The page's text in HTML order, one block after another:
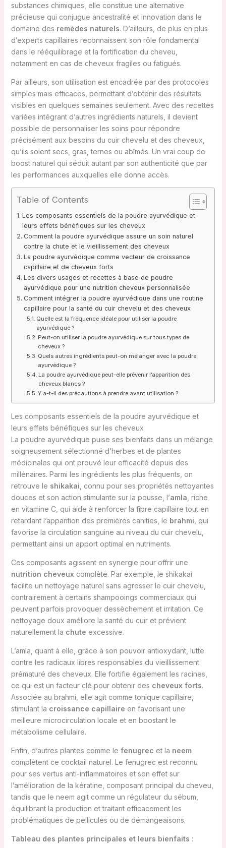
substances chimiques, elle constitue une alternative
précieuse qui conjugue ancestralité et innovation dans le
domaine des remèdes naturels. D’ailleurs, de plus en plus
d’experts capillaires reconnaissent son rôle fondamental
dans le rééquilibrage et la fortification du cheveu,
notamment en cas de cheveux fragiles ou fatigués.
Par ailleurs, son utilisation est encadrée par des protocoles
simples mais efficaces, permettant d’obtenir des résultats
visibles en quelques semaines seulement. Avec des recettes
variées intégrant d’autres ingrédients naturels, il devient
possible de personnaliser les soins pour répondre
précisément aux besoins du cuir chevelu et des cheveux,
qu’ils soient secs, gras, ternes ou abîmés. Un vrai coup de
boost naturel qui séduit autant par son authenticité que par
les performances auxquelles elle donne accès.
Table of Contents
Les composants essentiels de la poudre ayurvédique et
leurs effets bénéfiques sur les cheveux
Comment la poudre ayurvédique assure un soin naturel
contre la chute et le vieillissement des cheveux
La poudre ayurvédique comme vecteur de croissance
capillaire et de cheveux forts
Les divers usages et recettes à base de poudre
ayurvédique pour une nutrition cheveux personnalisée
Comment intégrer la poudre ayurvédique dans une routine
capillaire pour la santé du cuir chevelu et des cheveux
Quelle est la fréquence idéale pour utiliser la poudre
ayurvédique ?
Peut-on utiliser la poudre ayurvédique sur tous types de
cheveux ?
Quels autres ingrédients peut-on mélanger avec la poudre
ayurvédique ?
La poudre ayurvédique peut-elle prévenir l’apparition des
cheveux blancs ?
Y a-t-il des précautions à prendre avant utilisation ?
Les composants essentiels de la poudre ayurvédique et
leurs effets bénéfiques sur les cheveux
La poudre ayurvédique puise ses bienfaits dans un mélange
soigneusement sélectionné d’herbes et de plantes
médicinales qui ont prouvé leur efficacité depuis des
millénaires. Parmi les ingrédients les plus fréquents, on
retrouve le shikakai , connu pour ses propriétés nettoyantes
douces et son action stimulante sur la pousse, l’amla , riche
en vitamine C, qui aide à renforcer la fibre capillaire tout en
retardant l’apparition des premières canities, le brahmi , qui
favorise la circulation sanguine au niveau du cuir chevelu,
permettant ainsi un apport optimal en nutriments.
Ces composants agissent en synergie pour offrir une
nutrition cheveux complète. Par exemple, le shikakai
facilite un nettoyage naturel sans agresser le cuir chevelu,
contrairement à certains shampooings commerciaux qui
peuvent parfois provoquer dessèchement et irritation. Ce
nettoyage doux améliore la santé du cuir et prévient
naturellement la chute excessive.
L’amla, quant à elle, grâce à son pouvoir antioxydant, lutte
contre les radicaux libres responsables du vieillissement
prématuré des cheveux. Elle fortifie également les racines,
ce qui est un facteur clé pour obtenir des cheveux forts.
Associée au brahmi, elle agit comme tonique capillaire,
stimulant la croissance capillaire en favorisant une
meilleure microcirculation locale et en boostant le
métabolisme cellulaire.
Enfin, d’autres plantes comme le fenugrec et la neem
complètent ce cocktail naturel. Le fenugrec est reconnu
pour ses vertus anti-inflammatoires et son effet sur
l’amélioration de la kératine, composant principal du cheveu,
tandis que le neem agit comme un régulateur du sébum,
équilibrant la production et traitant efficacement les
problématiques de pellicules ou de démangeaisons.
Tableau des plantes principales et leurs bienfaits :